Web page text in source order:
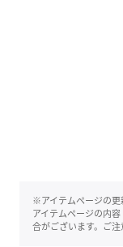
※アイテムページの更
アイテムページの内
合がございます。ご注